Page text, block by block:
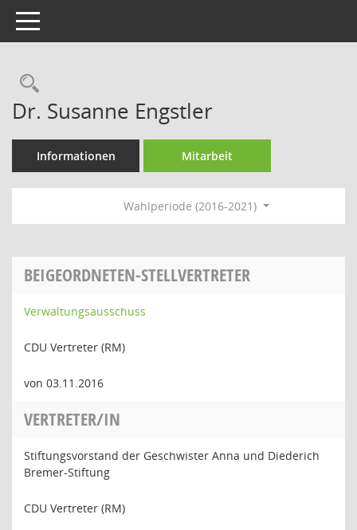
Toggle navigation
Rechercheauswahl
Dr. Susanne Engstler
Informationen Mitarbeit
Wahlperiode (2016-2021)
BEIGEORDNETEN-STELLVERTRETER
Verwaltungsausschuss
CDU Vertreter (RM)
von 03.11.2016
VERTRETER/IN
Stiftungsvorstand der Geschwister Anna und Diederich
Bremer-Stiftung
CDU Vertreter (RM)